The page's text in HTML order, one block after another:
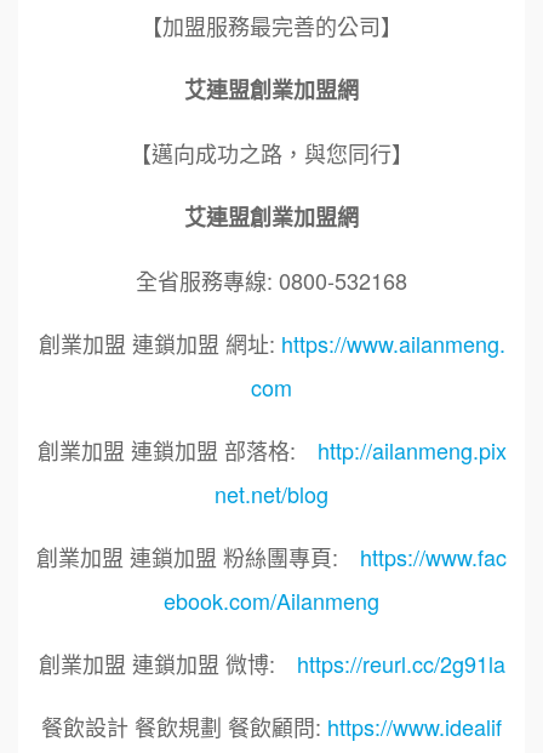
【加盟服務最完善的公司】
艾連盟創業加盟網
【邁向成功之路，與您同行】
艾連盟創業加盟網
全省服務專線: 0800-532168
創業加盟 連鎖加盟 網址: https://www.ailanmeng.
com
創業加盟 連鎖加盟 部落格: http://ailanmeng.pix
net.net/blog
創業加盟 連鎖加盟 粉絲團專頁: https://www.fac
ebook.com/Ailanmeng
創業加盟 連鎖加盟 微博: https://reurl.cc/2g91la
餐飲設計 餐飲規劃 餐飲顧問: https://www.idealif